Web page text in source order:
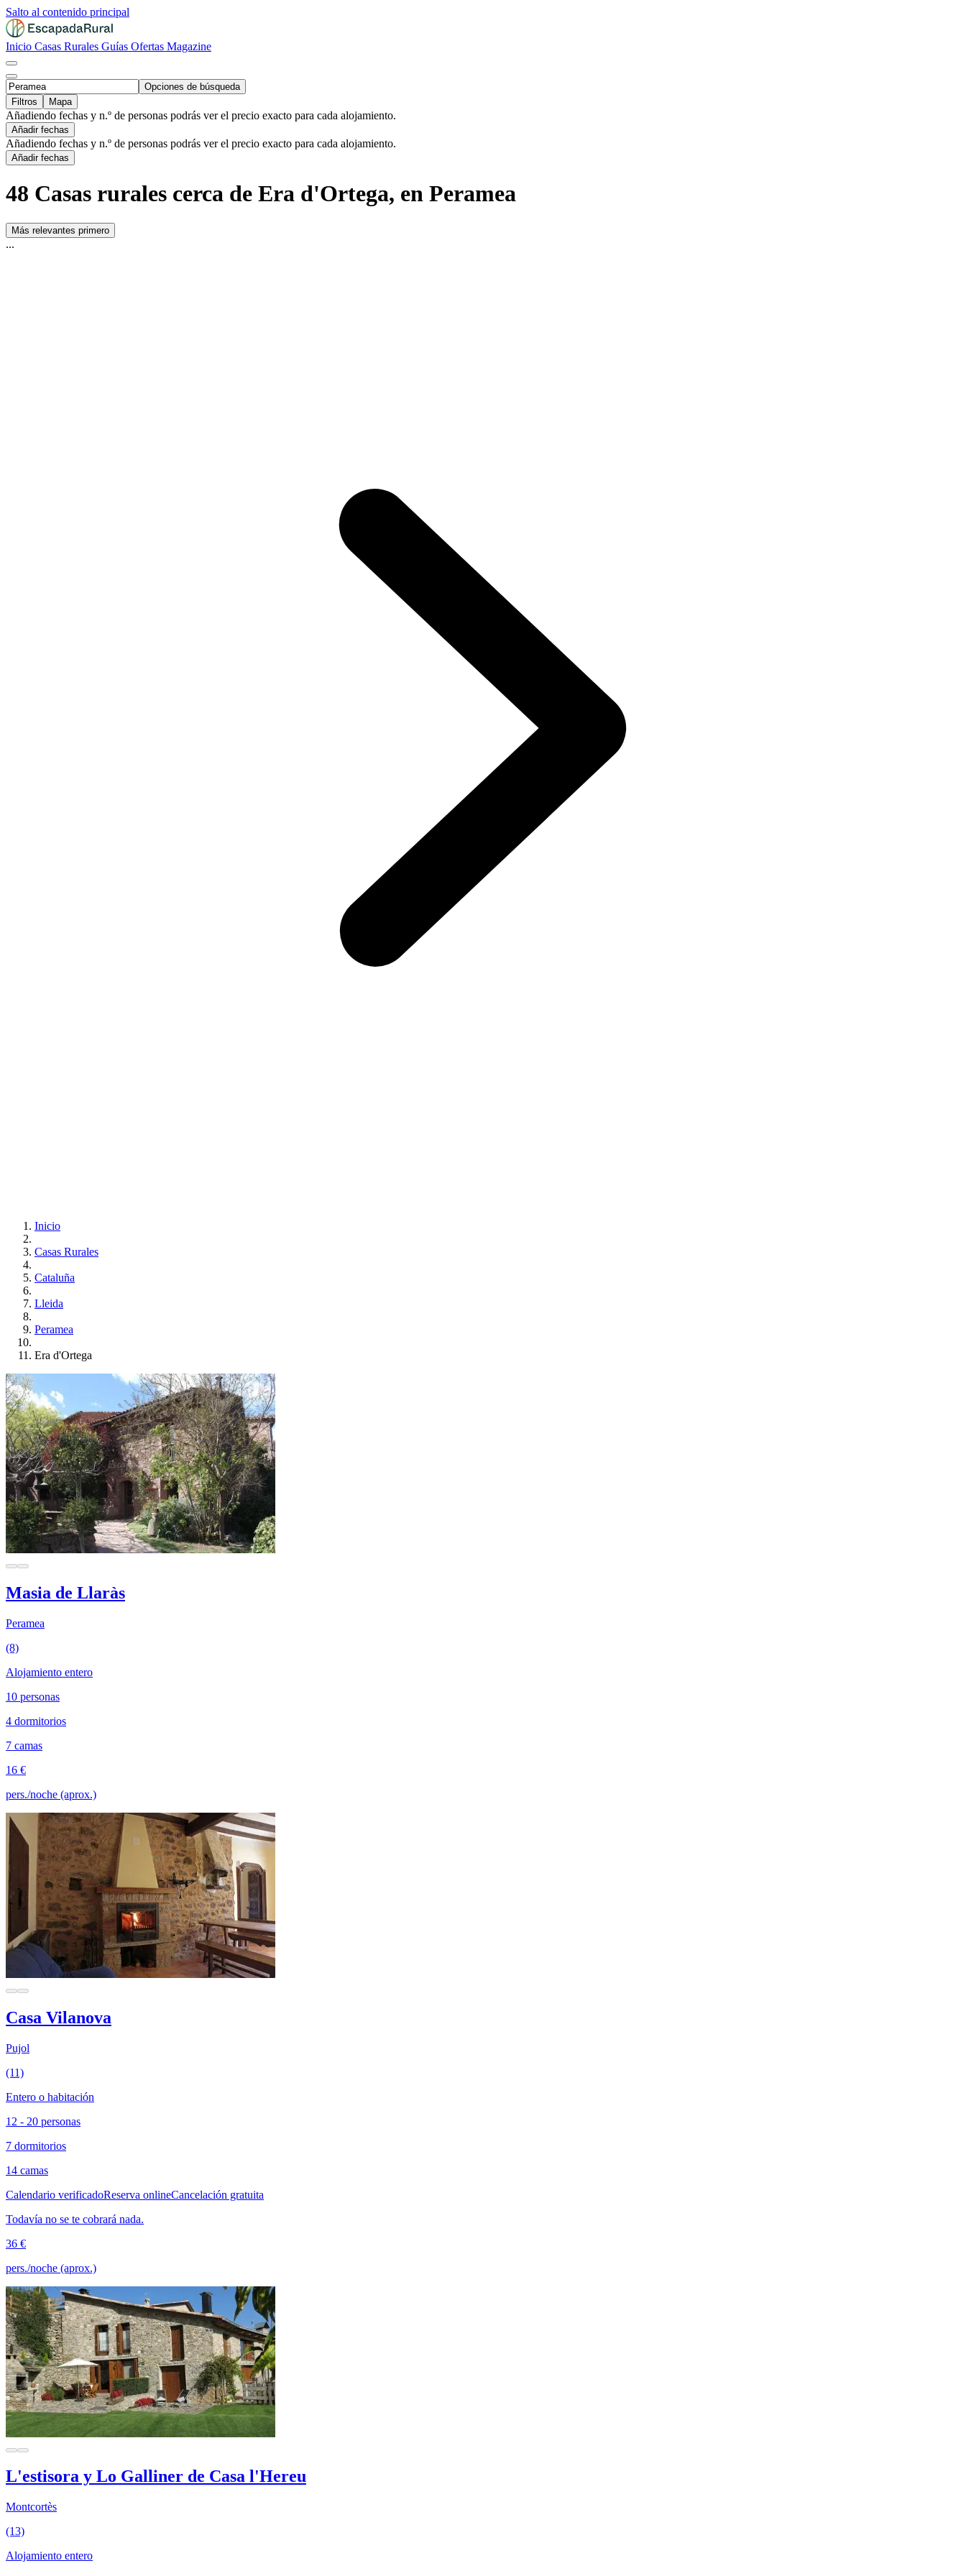
Salto al contenido principal
Inicio Casas Rurales Guías Ofertas Magazine
Opciones de búsqueda
Filtros
Mapa
Añadiendo fechas y n.º de personas podrás ver el precio exacto para cada alojamiento.
Añadir fechas
Añadiendo fechas y n.º de personas podrás ver el precio exacto para cada alojamiento.
Añadir fechas
48 Casas rurales cerca de Era d'Ortega, en Peramea
Más relevantes primero
...
Inicio
Casas Rurales
Cataluña
Lleida
Peramea
Era d'Ortega
Masia de Llaràs
Peramea
(8)
Alojamiento entero
10 personas
4 dormitorios
7 camas
16 €
pers./noche (aprox.)
Casa Vilanova
Pujol
(11)
Entero o habitación
12 - 20 personas
7 dormitorios
14 camas
Calendario verificadoReserva onlineCancelación gratuita
Todavía no se te cobrará nada.
36 €
pers./noche (aprox.)
L'estisora y Lo Galliner de Casa l'Hereu
Montcortès
(13)
Alojamiento entero